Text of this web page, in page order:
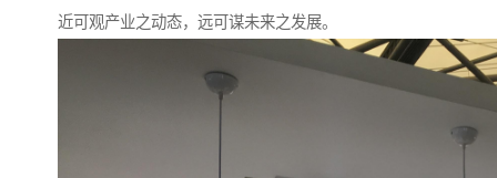
近可观产业之动态，远可谋未来之发展。